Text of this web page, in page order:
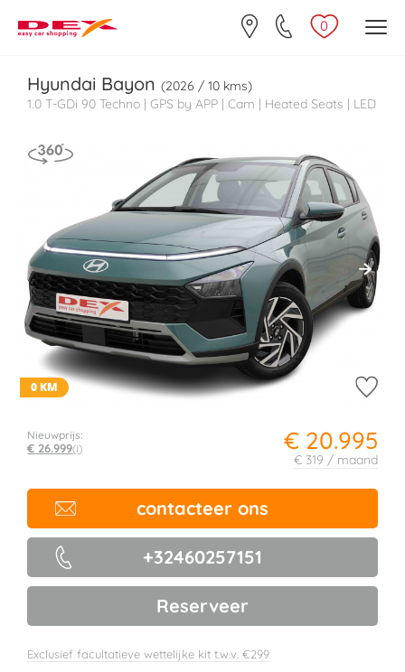
0
Hyundai Bayon (2026 / 10 kms)
1.0 T-GDi 90 Techno | GPS by APP | Cam | Heated Seats | LED
0 KM
€ 20.995
€ 319 / maand
Nieuwprijs:
€ 26.999(i)
contacteer ons
+32460257151
Reserveer
Exclusief facultatieve wettelijke kit t.w.v. €299